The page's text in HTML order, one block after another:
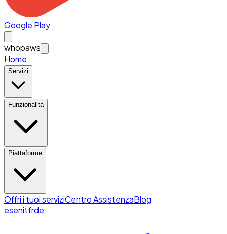
Google Play
whopaws
Home
Servizi
Funzionalità
Piattaforme
Offri i tuoi serviziCentro AssistenzaBlog
esenitfrde